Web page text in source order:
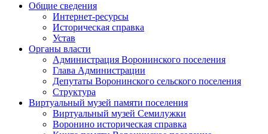
Общие сведения
Интернет-ресурсы
Историческая справка
Устав
Органы власти
Администрация Воронинского поселения
Глава Администрации
Депутаты Воронинского сельского поселения
Структура
Виртуальный музей памяти поселения
Виртуальный музей Семилужки
Воронино историческая справка